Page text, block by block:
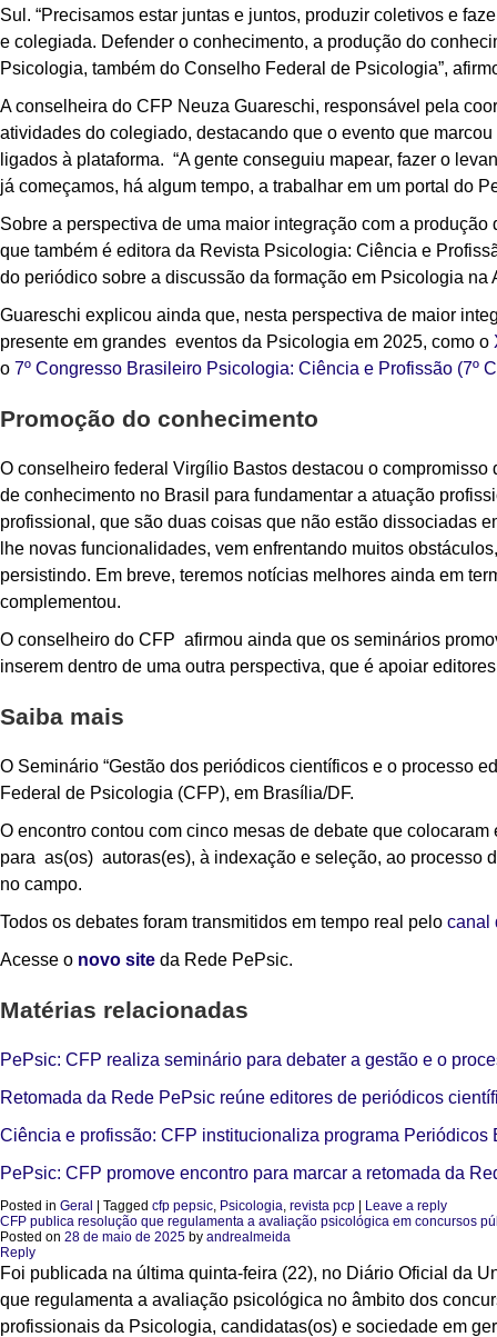
Sul. “Precisamos estar juntas e juntos, produzir coletivos e
e colegiada. Defender o conhecimento, a produção do
Psicologia, também do Conselho Federal de Psicologia”,
A conselheira do CFP Neuza Guareschi, responsável pela
atividades do colegiado, destacando que o evento que
ligados à plataforma. “A gente conseguiu mapear, fazer o
já começamos, há algum tempo, a trabalhar em um portal do
Sobre a perspectiva de uma maior integração com a
que também é editora da Revista Psicologia: Ciência e
do periódico sobre a discussão da formação em Psicologia na
Guareschi explicou ainda que, nesta perspectiva de maior
presente em grandes eventos da Psicologia em 2025, como o
o 7º Congresso Brasileiro Psicologia: Ciência e Profissão (7º
Promoção do conhecimento
O conselheiro federal Virgílio Bastos destacou o
de conhecimento no Brasil para fundamentar a atuação
profissional, que são duas coisas que não estão dissociadas
lhe novas funcionalidades, vem enfrentando muitos
persistindo. Em breve, teremos notícias melhores ainda em
complementou.
O conselheiro do CFP afirmou ainda que os seminários
inserem dentro de uma outra perspectiva, que é apoiar
Saiba mais
O Seminário “Gestão dos periódicos científicos e o processo
Federal de Psicologia (CFP), em Brasília/DF.
O encontro contou com cinco mesas de debate que
para as(os) autoras(es), à indexação e seleção, ao processo
no campo.
Todos os debates foram transmitidos em tempo real pelo canal
Acesse o novo site da Rede PePsic.
Matérias relacionadas
PePsic: CFP realiza seminário para debater a gestão e o
Retomada da Rede PePsic reúne editores de periódicos
Ciência e profissão: CFP institucionaliza programa
PePsic: CFP promove encontro para marcar a retomada da
Posted in Geral Tagged cfp pepsic, Psicologia, revista pcp
Leave a reply
CFP publica resolução que regulamenta a avaliação psicológica em concursos
Posted on 28 de maio de 2025 by andrealmeida
Reply
Foi publicada na última quinta-feira (22), no Diário Oficial da
que regulamenta a avaliação psicológica no âmbito dos
profissionais da Psicologia, candidatas(os) e sociedade em